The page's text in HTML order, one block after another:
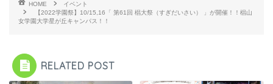
HOME
イベント
【2022学園祭】10/15,16「 第61回 椙大祭（すぎだいさい） 」が開催！！椙山
女学園大学星が丘キャンパス！！
RELATED POST